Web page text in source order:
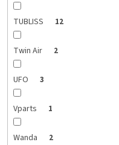
TUBLISS 12
Twin Air 2
UFO 3
Vparts 1
Wanda 2